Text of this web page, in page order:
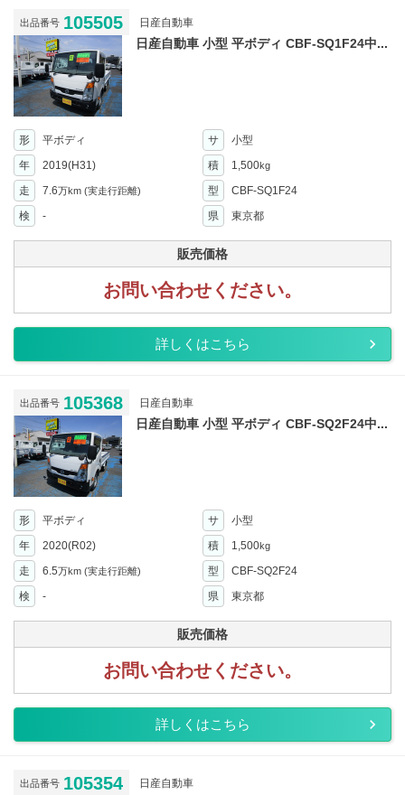
出品番号 105505 日産自動車
日産自動車 小型 平ボディ CBF-SQ1F24中...
形 平ボディ サ
小型
年
2019(H31) 積 1,500kg
走 7.6万km (実走行距離) 型
CBF-SQ1F24
検
- 県 東京都
販売価格
お問い合わせください。
詳しくはこちら
出品番号 105368 日産自動車
日産自動車 小型 平ボディ CBF-SQ2F24中...
形 平ボディ サ
小型
年
2020(R02) 積 1,500kg
走 6.5万km (実走行距離) 型
CBF-SQ2F24
検
- 県 東京都
販売価格
お問い合わせください。
詳しくはこちら
出品番号 105354 日産自動車